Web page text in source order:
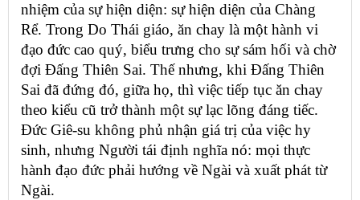
nhiệm của sự hiện diện: sự hiện diện của Chàng
Rể. Trong Do Thái giáo, ăn chay là một hành vi
đạo đức cao quý, biểu trưng cho sự sám hối và chờ
đợi Đấng Thiên Sai. Thế nhưng, khi Đấng Thiên
Sai đã đứng đó, giữa họ, thì việc tiếp tục ăn chay
theo kiểu cũ trở thành một sự lạc lõng đáng tiếc.
Đức Giê-su không phủ nhận giá trị của việc hy
sinh, nhưng Người tái định nghĩa nó: mọi thực
hành đạo đức phải hướng về Ngài và xuất phát từ
Ngài.